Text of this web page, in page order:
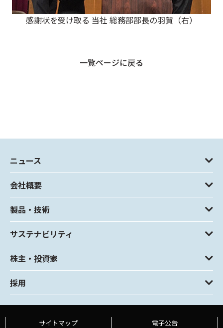
感謝状を受け取る 当社 総務部部長の羽賀（右）
一覧ページに戻る
ニュース
会社概要
製品・技術
サステナビリティ
株主・投資家
採用
サイトマップ 電子公告